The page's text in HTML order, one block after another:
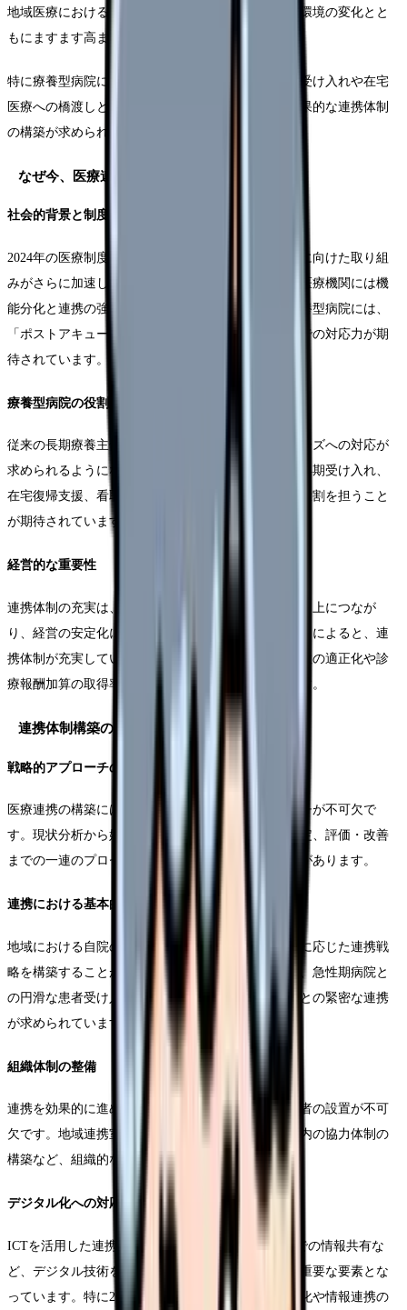
地域医療における連携の重要性は、医療を取り巻く環境の変化とと
もにますます高まっています。
特に療養型病院においては、急性期病院からの患者受け入れや在宅
医療への橋渡しという重要な役割を担っており、効果的な連携体制
の構築が求められています。
なぜ今、医療連携が重要なのか
社会的背景と制度改革
2024年の医療制度改革により、地域医療構想の実現に向けた取り組
みがさらに加速しています。高齢化の進展に伴い、医療機関には機
能分化と連携の強化が強く求められており、特に療養型病院には、
「ポストアキュート」と「サブアキュート」の両面での対応力が期
待されています。
療養型病院の役割変化
従来の長期療養主体の機能から、より多様な医療ニーズへの対応が
求められるようになっています。急性期病院からの早期受け入れ、
在宅復帰支援、看取りまで、地域における複合的な役割を担うこと
が期待されています。
経営的な重要性
連携体制の充実は、病床稼働率の向上や医療の質の向上につなが
り、経営の安定化に大きく寄与します。実際のデータによると、連
携体制が充実している療養型病院では、平均在院日数の適正化や診
療報酬加算の取得率向上などの効果が見られています。
連携体制構築の基本戦略
戦略的アプローチの重要性
医療連携の構築には、組織的かつ戦略的なアプローチが不可欠で
す。現状分析から始まり、目標設定、実行計画の策定、評価・改善
までの一連のプロセスを、組織全体で取り組む必要があります。
連携における基本的な考え方
地域における自院の位置づけを明確にし、その役割に応じた連携戦
略を構築することが重要です。特に療養型病院では、急性期病院と
の円滑な患者受け入れ体制の構築や、在宅医療機関との緊密な連携
が求められています。
組織体制の整備
連携を効果的に進めるためには、専門の部署や担当者の設置が不可
欠です。地域連携室の設置や連携担当者の育成、院内の協力体制の
構築など、組織的な取り組みが必要となります。
デジタル化への対応
ICTを活用した連携システムの導入や、オンラインでの情報共有な
ど、デジタル技術を活用した連携の仕組みづくりも重要な要素とな
っています。特に2024年からは、電子カルテの標準化や情報連携の